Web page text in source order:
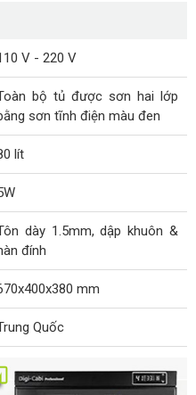
V - 220 V
bộ tủ được sơn hai lớp
sơn tĩnh điện màu đen
lít
dày 1.5mm, dập khuôn &
đính
mm
Quốc